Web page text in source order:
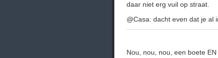
daar niet erg vuil op straat.
@Casa: dacht even dat je al
Nou, nou, nou, een boete